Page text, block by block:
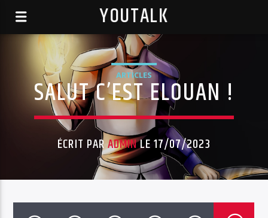
YOUTALK
ARTICLES
SALUT C’EST ELOUAN !
ÉCRIT PARADMINLE 17/07/2023